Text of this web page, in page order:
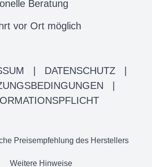
Beratung
vor Ort möglich
DATENSCHUTZ
Preisempfehlung des Herstellers
Weitere Hinweise